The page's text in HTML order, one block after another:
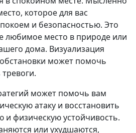
которое для вас
и безопасностью. Это
любимое место в природе или
дома. Визуализация
может помочь
может помочь вам
атаку и восстановить
физическую устойчивость.
или ухудшаются,